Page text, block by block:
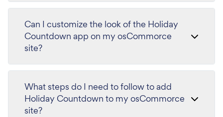
Can I customize the look of the Holiday
Countdown app on my osCommorce
site?
What steps do I need to follow to add
Holiday Countdown to my osCommorce
site?